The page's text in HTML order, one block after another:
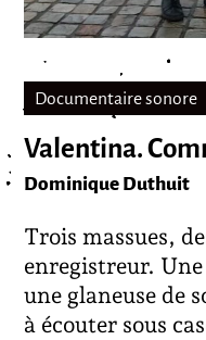
Documentaire sonore
Valentina.
Dominique Duthuit
Trois massues,
enregistreur.
une glaneuse de
à écouter sous